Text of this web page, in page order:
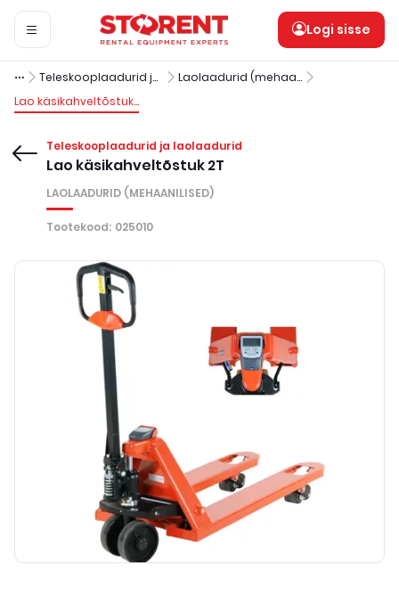
Logi sisse
Teleskooplaadurid ja laolaadurid
Laolaadurid (mehaanilised)
Lao käsikahveltõstuk 2T
Teleskooplaadurid ja laolaadurid
Lao käsikahveltõstuk 2T
LAOLAADURID (MEHAANILISED)
Tootekood: 025010